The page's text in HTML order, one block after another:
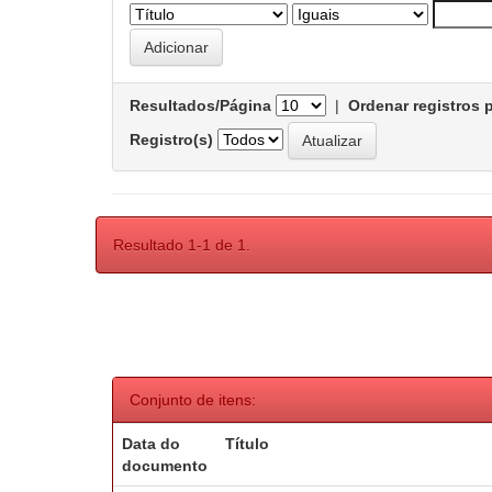
Resultados/Página | Ordenar registros
Registro(s)
Resultado 1-1 de 1.
Conjunto de itens:
Data do
documento
Título